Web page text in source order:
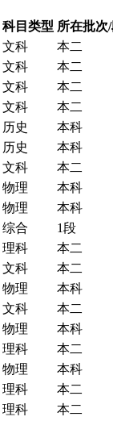
科目类型 所在批次
文科
本二
文科
本二
文科
本二
文科
本二
历史
本科
历史
本科
文科
本二
物理
本科
物理
本科
综合
1段
理科
本二
文科
本二
物理
本科
文科
本二
物理
本科
理科
本二
物理
本科
理科
本二
理科
本二